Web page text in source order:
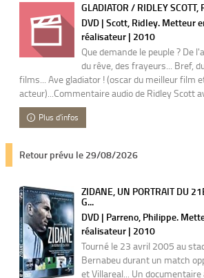
GLADIATOR / RIDLEY SCOTT,
DVD | Scott, Ridley. Metteur
réalisateur | 2010
Que demande le peuple ? De
du rêve, des frayeurs... Bref,
films... Ave gladiator ! (oscar du meilleur film
acteur)...Commentaire audio de Ridley Scott
Plus d'infos
Retour prévu le 29/08/2026
ZIDANE, UN PORTRAIT DU
G...
DVD | Parreno, Philippe.
réalisateur | 2010
Tourné le 23 avril 2005 au
Bernabeu durant un match
et Villareal... Un